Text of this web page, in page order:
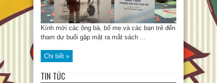
Kính mời các ông bà, bố mẹ và các bạn trẻ đến
tham dự buổi gặp mặt ra mắt sách ...
Chi tiết »
TIN TỨC